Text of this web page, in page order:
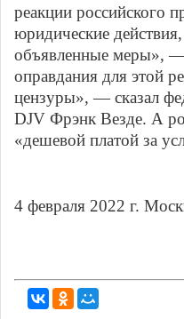
реакции российского
юридические
объявленные меры», —
оправдания для этой
цензуры», — сказал
DJV Фрэнк Везде. А
«дешевой платой за
4 февраля 2022 г.